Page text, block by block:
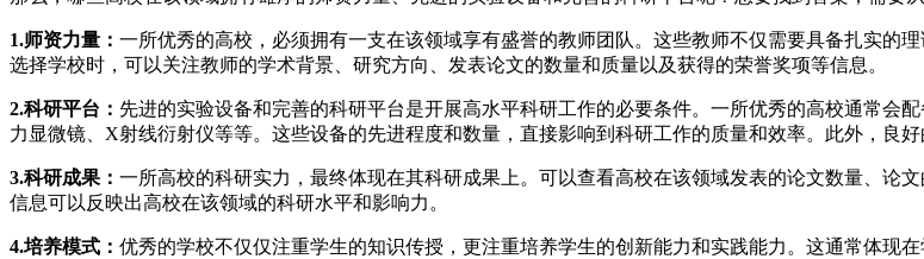
1.师资力量： 一所优秀的高校，必须拥有一支在该领域享有盛誉的教师团队。这些教师不仅需要具备扎实的
选择学校时，可以关注教师的学术背景、研究方向、发表论文的数量和质量以及获得的荣誉奖项等信息。
2.科研平台： 先进的实验设备和完善的科研平台是开展高水平科研工作的必要条件。一所优秀的高校通常会
力显微镜、X射线衍射仪等等。这些设备的先进程度和数量，直接影响到科研工作的质量和效率。此外，良
3.科研成果： 一所高校的科研实力，最终体现在其科研成果上。可以查看高校在该领域发表的论文数量、论
信息可以反映出高校在该领域的科研水平和影响力。
4.培养模式： 优秀的学校不仅仅注重学生的知识传授，更注重培养学生的创新能力和实践能力。这通常体现